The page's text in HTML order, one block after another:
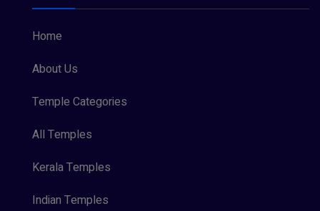
Home
About Us
Temple Categories
All Temples
Kerala Temples
Indian Temples